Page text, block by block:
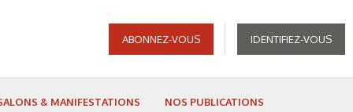
ABONNEZ-VOUS IDENTIFIEZ-VOUS
& MANIFESTATIONS NOS PUBLICATIONS